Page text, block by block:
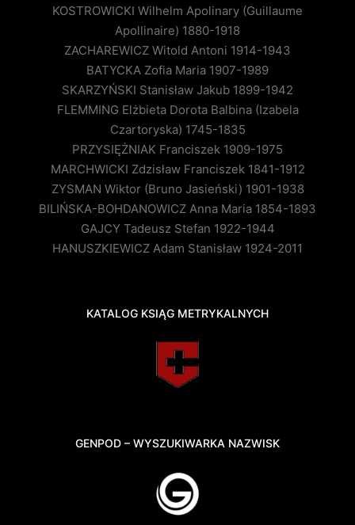
KOSTROWICKI Wilhelm Apolinary (Guillaume
Apollinaire) 1880-1918
ZACHAREWICZ Witold Antoni 1914-1943
BATYCKA Zofia Maria 1907-1989
SKARZYŃSKI Stanisław Jakub 1899-1942
FLEMMING Elżbieta Dorota Balbina (Izabela
Czartoryska) 1745-1835
PRZYSIĘŻNIAK Franciszek 1909-1975
MARCHWICKI Zdzisław Franciszek 1841-1912
ZYSMAN Wiktor (Bruno Jasieński) 1901-1938
BILIŃSKA-BOHDANOWICZ Anna Maria 1854-1893
GAJCY Tadeusz Stefan 1922-1944
HANUSZKIEWICZ Adam Stanisław 1924-2011
KATALOG KSIĄG METRYKALNYCH
GENPOD – WYSZUKIWARKA NAZWISK